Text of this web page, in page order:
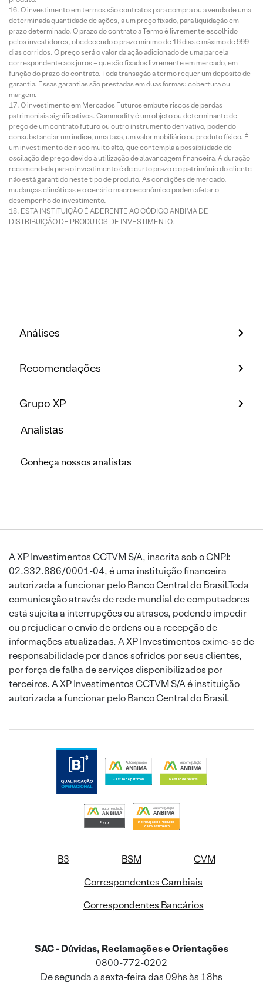
O investimento em termos são contratos para compra ou a venda de uma
determinada quantidade de ações, a um preço fixado, para liquidação em
prazo determinado. O prazo do contrato a Termo é livremente escolhido
pelos investidores, obedecendo o prazo mínimo de 16 dias e máximo de 999
dias corridos. O preço será o valor da ação adicionado de uma parcela
correspondente aos juros – que são fixados livremente em mercado, em
função do prazo do contrato. Toda transação a termo requer um depósito de
garantia. Essas garantias são prestadas em duas formas: cobertura ou
margem.
O investimento em Mercados Futuros embute riscos de perdas
patrimoniais significativos. Commodity é um objeto ou determinante de
preço de um contrato futuro ou outro instrumento derivativo, podendo
consubstanciar um índice, uma taxa, um valor mobiliário ou produto físico. É
um investimento de risco muito alto, que contempla a possibilidade de
oscilação de preço devido à utilização de alavancagem financeira. A duração
recomendada para o investimento é de curto prazo e o patrimônio do cliente
não está garantido neste tipo de produto. As condições de mercado,
mudanças climáticas e o cenário macroeconômico podem afetar o
desempenho do investimento.
ESTA INSTITUIÇÃO É ADERENTE AO CÓDIGO ANBIMA DE
DISTRIBUIÇÃO DE PRODUTOS DE INVESTIMENTO.
Análises
Recomendações
Grupo XP
Analistas
Conheça nossos analistas
A XP Investimentos CCTVM S/A, inscrita sob o CNPJ:
02.332.886/0001-04, é uma instituição financeira
autorizada a funcionar pelo Banco Central do Brasil.Toda
comunicação através de rede mundial de computadores
está sujeita a interrupções ou atrasos, podendo impedir
ou prejudicar o envio de ordens ou a recepção de
informações atualizadas. A XP Investimentos exime-se de
responsabilidade por danos sofridos por seus clientes,
por força de falha de serviços disponibilizados por
terceiros. A XP Investimentos CCTVM S/A é instituição
autorizada a funcionar pelo Banco Central do Brasil.
B3 BSM
CVM
Correspondentes Cambiais
Correspondentes Bancários
SAC - Dúvidas, Reclamações e Orientações
0800-772-0202
De segunda a sexta-feira das 09hs às 18hs